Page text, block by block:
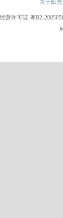
关于阳光
营许可证:粤B2-